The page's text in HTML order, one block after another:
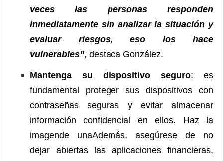
veces las personas responden
inmediatamente sin analizar la situación y
evaluar riesgos, eso los hace
vulnerables”, destaca González.
Mantenga su dispositivo seguro: es
fundamental proteger sus dispositivos con
contraseñas seguras y evitar almacenar
información confidencial en ellos. Haz la
imagende unaAdemás, asegúrese de no
dejar abiertas las aplicaciones financieras,